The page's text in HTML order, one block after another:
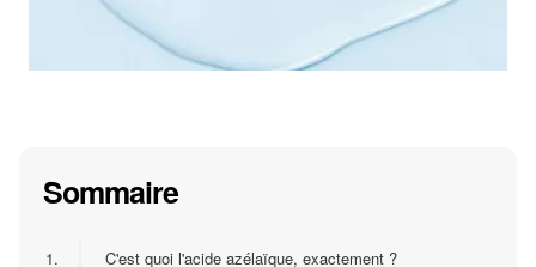
Sommaire
1.
C'est quoi l'acide azélaïque, exactement ?